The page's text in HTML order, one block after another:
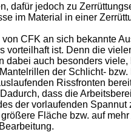
dafür jedoch zu
im Material in einer
CFK an sich bekannte
ist. Denn die
auch besonders
der Schlicht-
Rissfronten
dass die
der vorlaufenden
Fläche bzw. auf